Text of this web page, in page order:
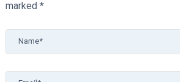
marked *
Name*
Email*